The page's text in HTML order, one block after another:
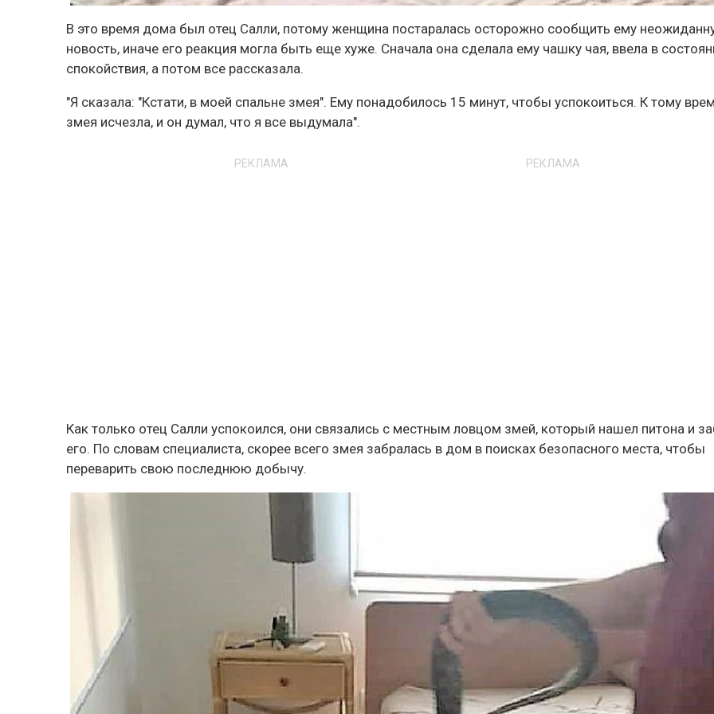
В это время дома был отец Салли, потому женщина постаралась осторожно сообщить ему
новость, иначе его реакция могла быть еще хуже. Сначала она сделала ему чашку чая, ввела в
спокойствия, а потом все рассказала.
"Я сказала: "Кстати, в моей спальне змея". Ему понадобилось 15 минут, чтобы успокоиться. К тому
змея исчезла, и он думал, что я все выдумала".
РЕКЛАМА РЕКЛАМА
Как только отец Салли успокоился, они связались с местным ловцом змей, который нашел питона и
его. По словам специалиста, скорее всего змея забралась в дом в поисках безопасного места, чтобы
переварить свою последнюю добычу.